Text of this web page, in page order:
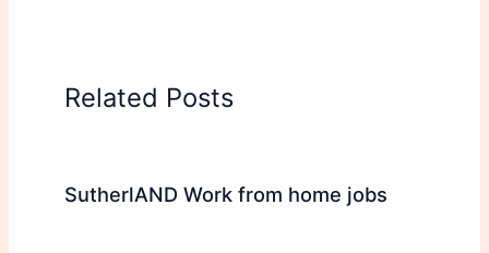
Related Posts
SutherlAND Work from home jobs